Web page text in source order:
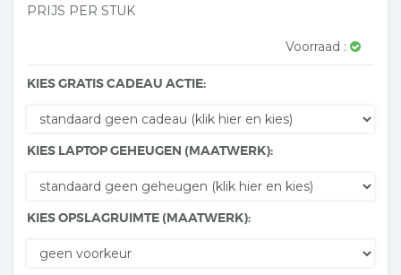
PRIJS PER STUK
Voorraad :
KIES GRATIS CADEAU ACTIE:
KIES LAPTOP GEHEUGEN (MAATWERK):
KIES OPSLAGRUIMTE (MAATWERK):